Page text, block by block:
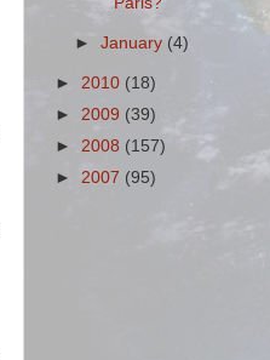
►January(4)
► 2010 (18)
► 2009 (39)
► 2008 (157)
► 2007 (95)